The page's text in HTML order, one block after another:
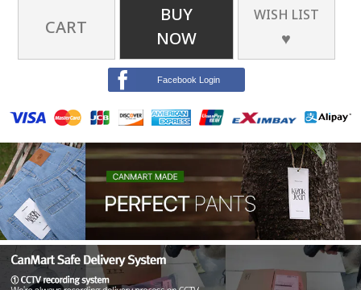
CART
BUY
NOW
WISH LIST
♥
Facebook Login